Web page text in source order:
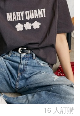
16 人訂購